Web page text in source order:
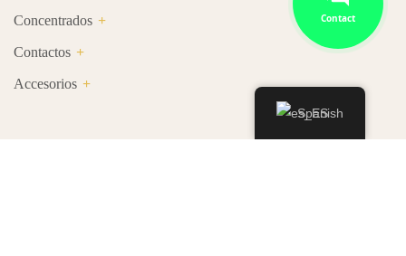
Concentrados
Contactos
Accesorios
Spanish
Contact